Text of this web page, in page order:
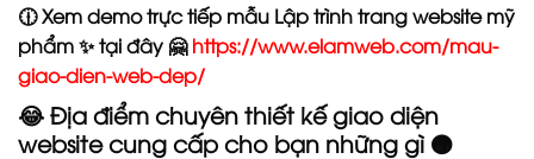
🕧 Xem demo trực tiếp mẫu Lập trình trang website mỹ
phẩm ✨ tại đây 🤗https://www.elamweb.com/mau-
giao-dien-web-dep/
😂 Địa điểm chuyên thiết kế giao diện
website cung cấp cho bạn những gì 🟠